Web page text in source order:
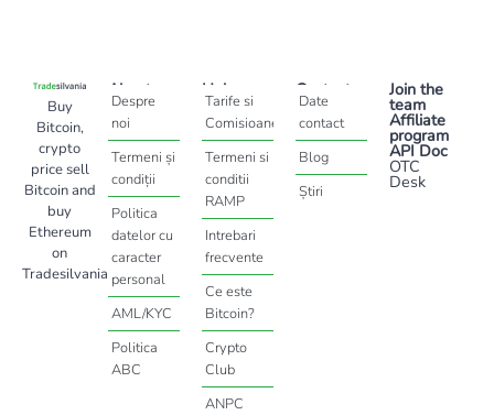
Buy
Bitcoin,
crypto
price sell
Bitcoin and
buy
Ethereum
on
Tradesilvania
About
Despre
noi
Termeni și
condiții
Politica
datelor cu
caracter
personal
AML/KYC
Politica
ABC
Help
Tarife si
Comisioane
Termeni si
conditii
RAMP
Intrebari
frecvente
Ce este
Bitcoin?
Crypto
Club
ANPC
Contact
Date
contact
Blog
Știri
Join the
team
Affiliate
program
API Doc
OTC
Desk